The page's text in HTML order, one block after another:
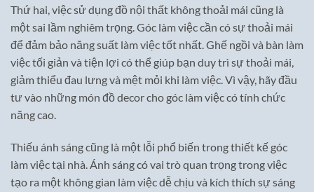
Thứ hai, việc sử dụng đồ nội thất không thoải mái cũng là
một sai lầm nghiêm trọng. Góc làm việc cần có sự thoải mái
để đảm bảo năng suất làm việc tốt nhất. Ghế ngồi và bàn làm
việc tối giản và tiện lợi có thể giúp bạn duy trì sự thoải mái,
giảm thiểu đau lưng và mệt mỏi khi làm việc. Vì vậy, hãy đầu
tư vào những món đồ decor cho góc làm việc có tính chức
năng cao.
Thiếu ánh sáng cũng là một lỗi phổ biến trong thiết kế góc
làm việc tại nhà. Ánh sáng có vai trò quan trọng trong việc
tạo ra một không gian làm việc dễ chịu và kích thích sự sáng